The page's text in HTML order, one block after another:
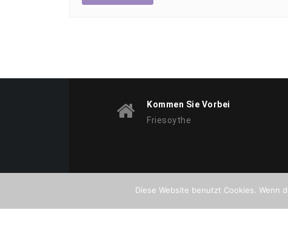
Kommen Sie Vorbei
Friesoythe
Diese Website benutzt Cookies. Wenn